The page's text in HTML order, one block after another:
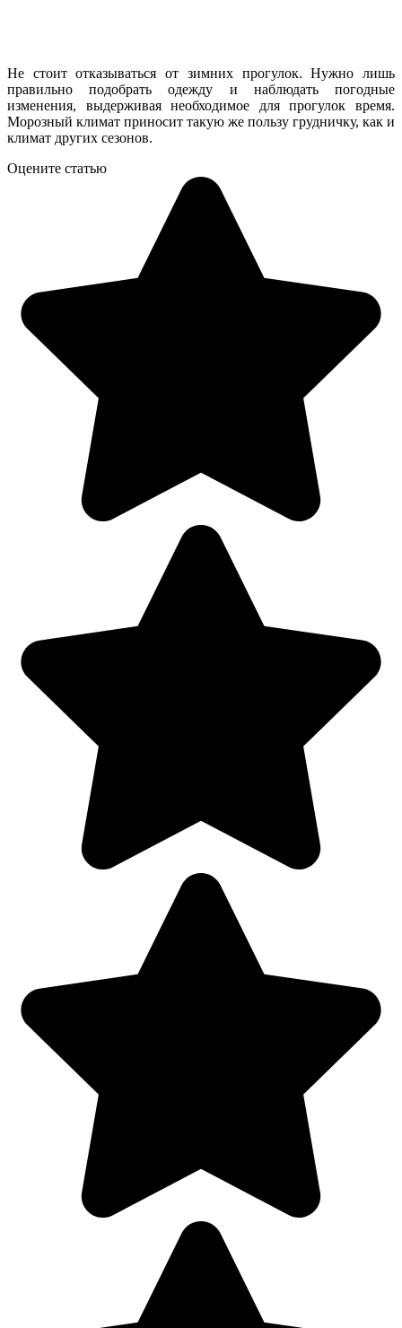
Не стоит отказываться от зимних прогулок. Нужно лишь
правильно подобрать одежду и наблюдать погодные
изменения, выдерживая необходимое для прогулок время.
Морозный климат приносит такую же пользу грудничку, как и
климат других сезонов.
Оцените статью